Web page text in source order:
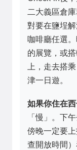
二大義區倉
對要在鹽埕
咖啡廳任選
的展覽，或
上，走去搭
津一日遊。
如果你住在
「慢」。下
傍晚一定要
查開放時間